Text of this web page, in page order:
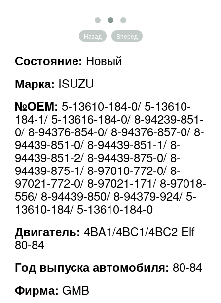
Назад Вперёд
Состояние: Новый
Марка: ISUZU
№OEM: 5-13610-184-0/ 5-13610-
184-1/ 5-13616-184-0/ 8-94239-851-
0/ 8-94376-854-0/ 8-94376-857-0/ 8-
94439-851-0/ 8-94439-851-1/ 8-
94439-851-2/ 8-94439-875-0/ 8-
94439-875-1/ 8-97010-772-0/ 8-
97021-772-0/ 8-97021-171/ 8-97018-
556/ 8-94439-850/ 8-94379-924/ 5-
13610-184/ 5-13610-184-0
Двигатель: 4BA1/4BC1/4BC2 Elf
80-84
Год выпуска автомобиля: 80-84
Фирма: GMB